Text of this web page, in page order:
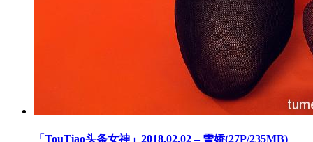
「TouTiao头条女神」2018.02.02 – 雪娇(27P/235MB)